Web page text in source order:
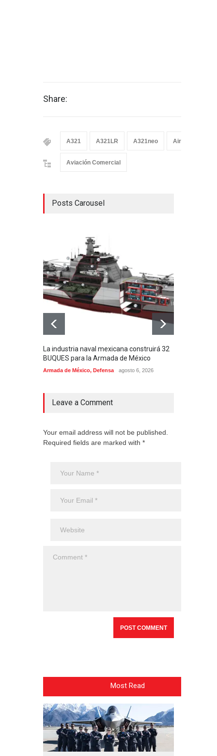
Share:
A321 A321LR A321neo Airbus
Aviación Comercial
Posts Carousel
La industria naval mexicana construirá 32
BUQUES para la Armada de México
Armada de México, Defensa agosto 6, 2026
Leave a Comment
Your email address will not be published.
Required fields are marked with *
Most Read